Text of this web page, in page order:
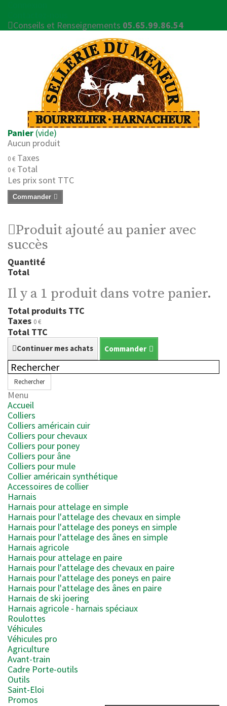
Conseils et Renseignements 05.65.99.86.54
Panier (vide)
Aucun produit
0 € Taxes
0 € Total
Les prix sont TTC
Commander
Produit ajouté au panier avec
succès
Quantité
Total
Il y a 1 produit dans votre panier.
Total produits TTC
Taxes 0 €
Total TTC
Continuer mes achats Commander
Rechercher
Menu
Accueil
Colliers
Colliers américain cuir
Colliers pour chevaux
Colliers pour poney
Colliers pour âne
Colliers pour mule
Collier américain synthétique
Accessoires de collier
Harnais
Harnais pour attelage en simple
Harnais pour l'attelage des chevaux en simple
Harnais pour l'attelage des poneys en simple
Harnais pour l'attelage des ânes en simple
Harnais agricole
Harnais pour attelage en paire
Harnais pour l'attelage des chevaux en paire
Harnais pour l'attelage des poneys en paire
Harnais pour l'attelage des ânes en paire
Harnais de ski joering
Harnais agricole - harnais spéciaux
Roulottes
Véhicules
Véhicules pro
Agriculture
Avant-train
Cadre Porte-outils
Outils
Saint-Eloi
Promos